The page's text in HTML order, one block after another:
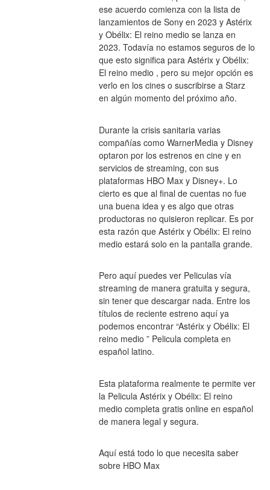
ese acuerdo comienza con la lista de
lanzamientos de Sony en 2023 y Astérix
y Obélix: El reino medio se lanza en
2023. Todavía no estamos seguros de lo
que esto significa para Astérix y Obélix:
El reino medio , pero su mejor opción es
verlo en los cines o suscribirse a Starz
en algún momento del próximo año.
Durante la crisis sanitaria varias
compañías como WarnerMedia y Disney
optaron por los estrenos en cine y en
servicios de streaming, con sus
plataformas HBO Max y Disney+. Lo
cierto es que al final de cuentas no fue
una buena idea y es algo que otras
productoras no quisieron replicar. Es por
esta razón que Astérix y Obélix: El reino
medio estará solo en la pantalla grande.
Pero aquí puedes ver Peliculas vía
streaming de manera gratuita y segura,
sin tener que descargar nada. Entre los
títulos de reciente estreno aquí ya
podemos encontrar “Astérix y Obélix: El
reino medio ” Pelicula completa en
español latino.
Esta plataforma realmente te permite ver
la Pelicula Astérix y Obélix: El reino
medio completa gratis online en español
de manera legal y segura.
Aquí está todo lo que necesita saber
sobre HBO Max